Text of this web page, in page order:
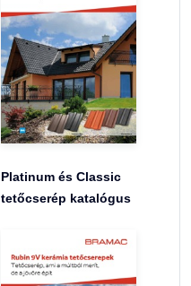
Platinum és Classic
tetőcserép katalógus